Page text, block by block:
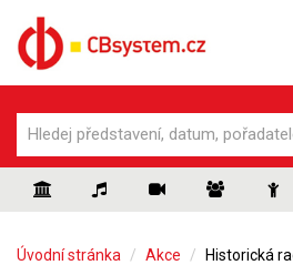
Úvodní stránka Akce Historická